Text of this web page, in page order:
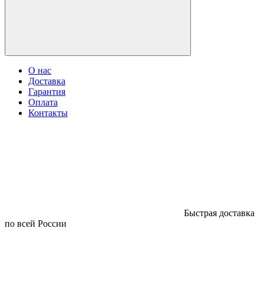
О нас
Доставка
Гарантия
Оплата
Контакты
Быстрая доставка
по всей России